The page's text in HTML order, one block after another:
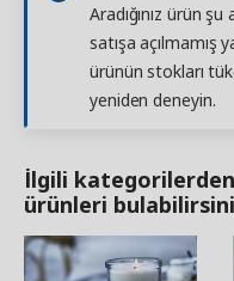
Aradığınız ürün
satışa açılmamış
ürünün stokları
yeniden deneyin.
İlgili kategorilerden
ürünleri